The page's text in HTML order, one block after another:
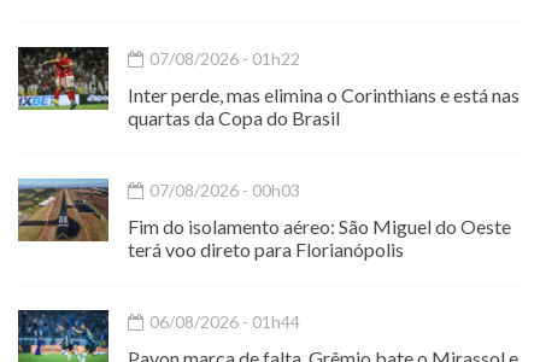
07/08/2026 - 01h22
Inter perde, mas elimina o Corinthians e está nas
quartas da Copa do Brasil
07/08/2026 - 00h03
Fim do isolamento aéreo: São Miguel do Oeste
terá voo direto para Florianópolis
06/08/2026 - 01h44